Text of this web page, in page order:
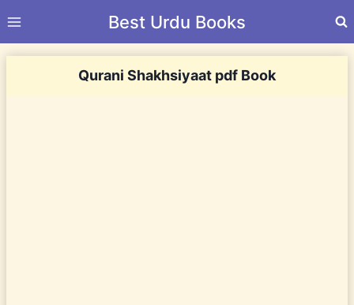
to
Best Urdu Books
Qurani Shakhsiyaat pdf Book